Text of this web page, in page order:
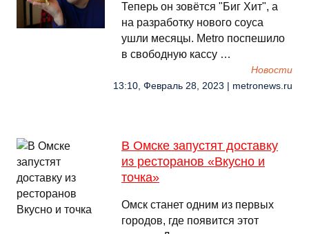
Теперь он зовётся "Биг Хит", а
на разработку нового соуса
ушли месяцы. Metro поспешило
в свободную кассу …
Новости
13:10, Февраль 28, 2023 | metronews.ru
В Омске запустят доставку
из ресторанов «Вкусно и
точка»
Омск станет одним из первых
городов, где появится этот